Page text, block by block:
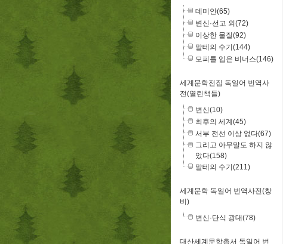
데미안(65)
변신·선고 외(72)
이상한 물질(92)
말테의 수기(144)
모피를 입은 비너스(146)
세계문학전집 독일어 번역사
전(열린책들)
변신(10)
최후의 세계(45)
서부 전선 이상 없다(67)
그리고 아무말도 하지 않
았다(158)
말테의 수기(211)
세계문학 독일어 번역사전(창
비)
변신·단식 광대(78)
대산세계문학총서 독일어 번